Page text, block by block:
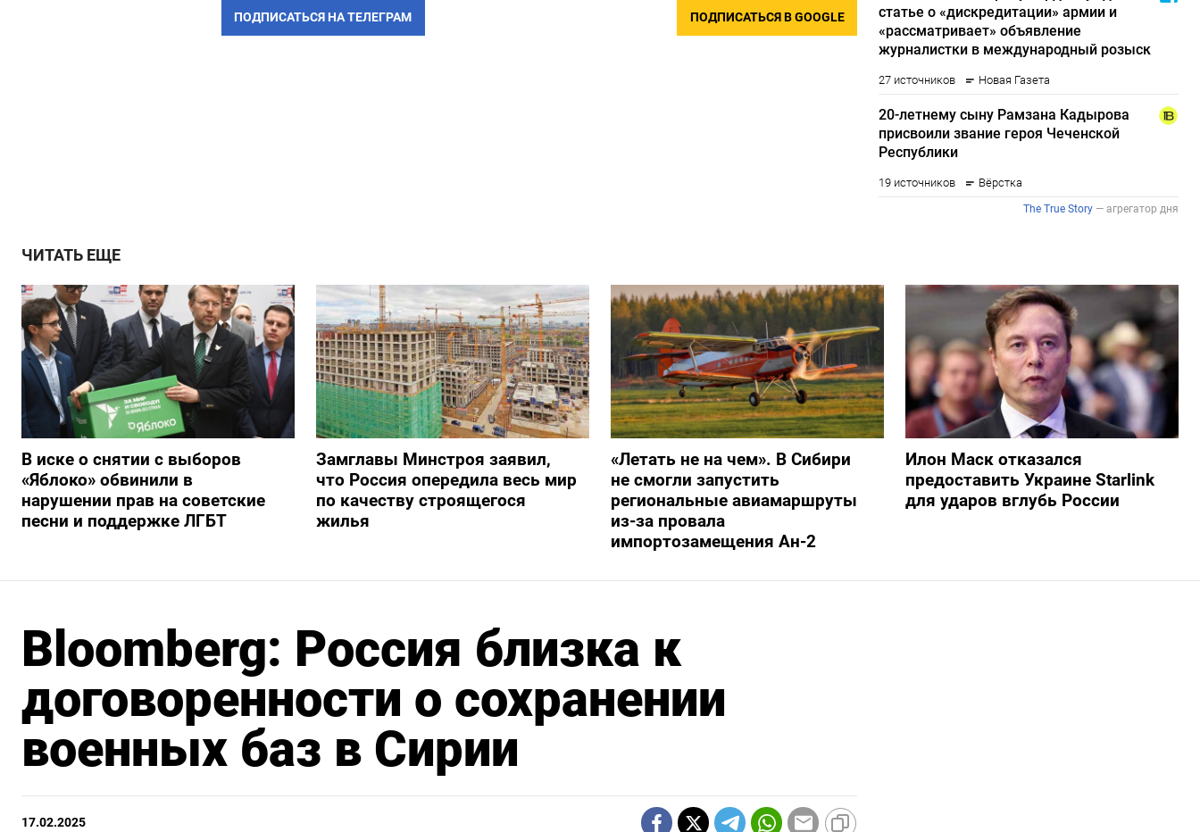
ПОДПИСАТЬСЯ НА ТЕЛЕГРАМ ПОДПИСАТЬСЯ В GOOGLE
ЧИТАТЬ ЕЩЕ
В иске о снятии с выборов
«Яблоко» обвинили в
нарушении прав на советские
песни и поддержке ЛГБТ
Замглавы Минстроя заявил,
что Россия опередила весь мир
по качеству строящегося
жилья
«Летать не на чем». В Сибири
не смогли запустить
региональные авиамаршруты
из-за провала
импортозамещения Ан-2
Илон Маск отказался
предоставить Украине Starlink
для ударов вглубь России
Bloomberg: Россия близка к
договоренности о сохранении
военных баз в Сирии
17.02.2025